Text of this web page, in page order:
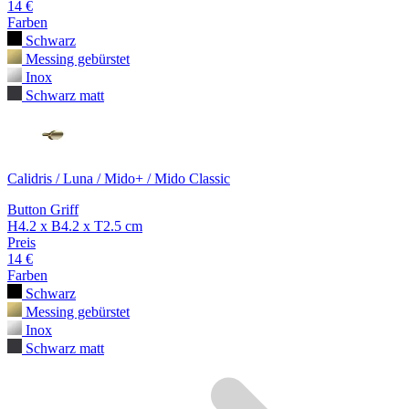
14 €
Farben
Schwarz
Messing gebürstet
Inox
Schwarz matt
Calidris / Luna / Mido+ / Mido Classic
Button Griff
H4.2 x B4.2 x T2.5 cm
Preis
14 €
Farben
Schwarz
Messing gebürstet
Inox
Schwarz matt